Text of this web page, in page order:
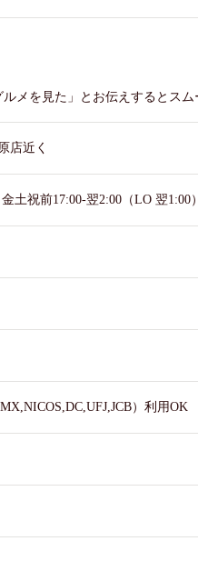
メを見た」とお伝えするとスム
店近く
土祝前17:00-翌2:00（LO 翌1:00）
）利用OK